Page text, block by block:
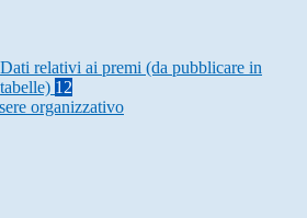
Dati relativi ai premi (da pubblicare in
tabelle) 12
organizzativo